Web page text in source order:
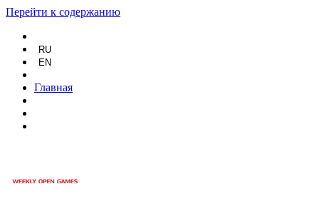
Перейти к содержанию
RU
EN
Главная